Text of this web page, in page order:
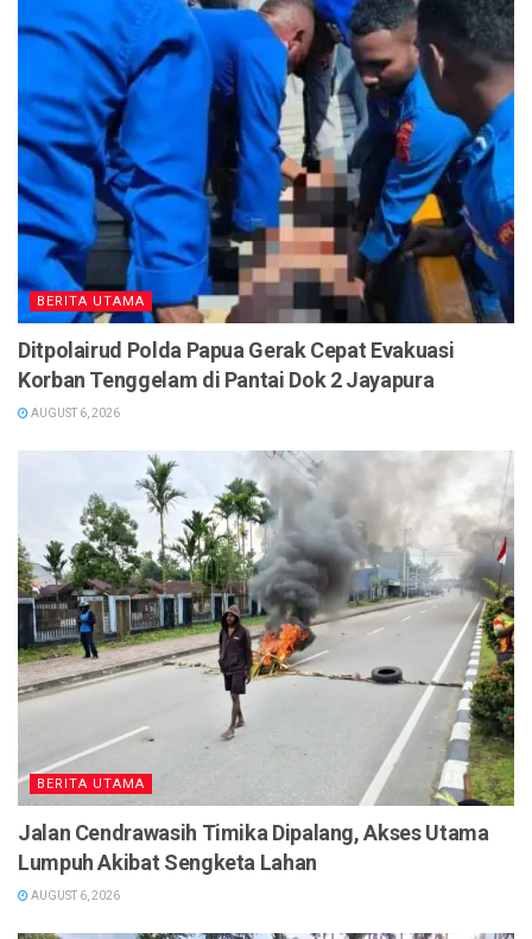
BERITA UTAMA
Ditpolairud Polda Papua Gerak Cepat Evakuasi
Korban Tenggelam di Pantai Dok 2 Jayapura
AUGUST 6, 2026
BERITA UTAMA
Jalan Cendrawasih Timika Dipalang, Akses Utama
Lumpuh Akibat Sengketa Lahan
AUGUST 6, 2026